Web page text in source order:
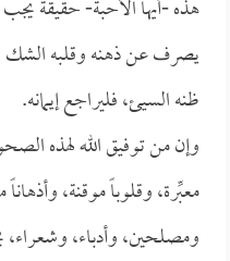
هذه -أيها الأحبة- حقيقة
يصرف عن ذهنه وقلبه الشك
ظنه السيئ، فليراجع إيمانه.
وإن من توفيق الله لهذه
معبِّرة، وقلوباً موقنة،
ومصلحين، وأدباء،